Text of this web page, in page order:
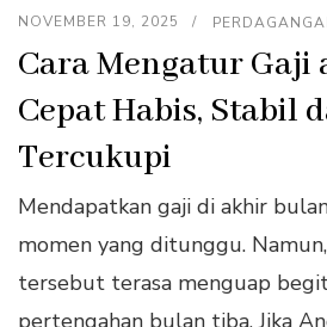
NOVEMBER 19, 2025
Cara Mengatur Gaji
Cepat Habis, Stabil
Tercukupi
Mendapatkan gaji di akhir
momen yang ditunggu.
tersebut terasa menguap
pertengahan bulan tiba. Jika